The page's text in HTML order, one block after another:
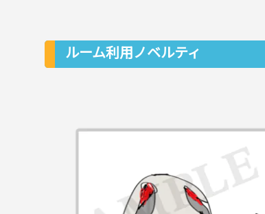
ルーム利用ノベルティ